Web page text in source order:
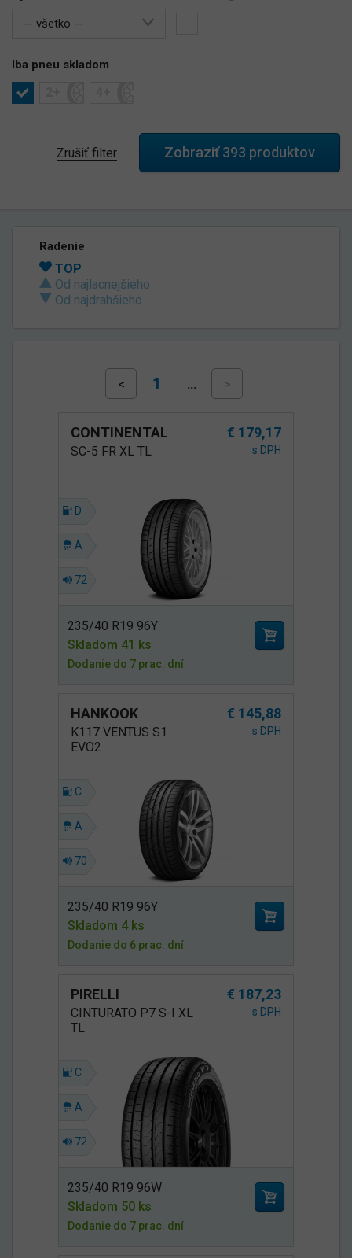
-- všetko --
Iba pneu skladom
Zrušiť filter
Radenie
TOP
Od najlacnejšieho
Od najdrahšieho
< 1 … >
CONTINENTAL € 179,17
SC-5 FR XL TL s DPH
D
A
72
235/40 R19 96Y
Skladom 41 ks
Dodanie do 7 prac. dní
HANKOOK € 145,88
K117 VENTUS S1
EVO2
s DPH
C
A
70
235/40 R19 96Y
Skladom 4 ks
Dodanie do 6 prac. dní
PIRELLI € 187,23
CINTURATO P7 S-I XL
TL
s DPH
C
A
72
235/40 R19 96W
Skladom 50 ks
Dodanie do 7 prac. dní